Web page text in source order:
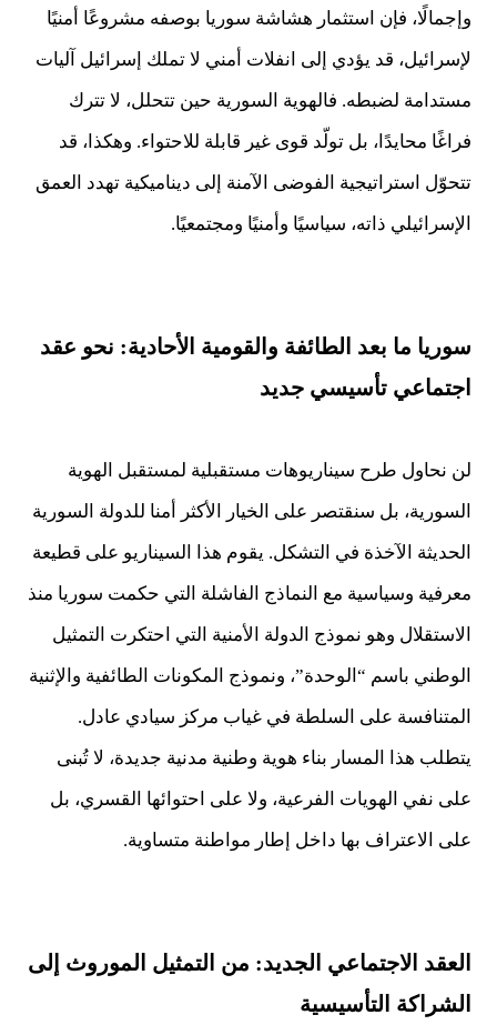
وإجمالًا، فإن استثمار هشاشة سوريا بوصفه مشروعًا أمنيًا
لإسرائيل، قد يؤدي إلى انفلات أمني لا تملك إسرائيل آليات
مستدامة لضبطه. فالهوية السورية حين تتحلل، لا تترك
فراغًا محايدًا، بل تولّد قوى غير قابلة للاحتواء. وهكذا، قد
تتحوّل استراتيجية الفوضى الآمنة إلى ديناميكية تهدد العمق
الإسرائيلي ذاته، سياسيًا وأمنيًا ومجتمعيًا.
سوريا ما بعد الطائفة والقومية الأحادية: نحو عقد
اجتماعي تأسيسي جديد
لن نحاول طرح سيناريوهات مستقبلية لمستقبل الهوية
السورية، بل سنقتصر على الخيار الأكثر أمنا للدولة السورية
الحديثة الآخذة في التشكل. يقوم هذا السيناريو على قطيعة
معرفية وسياسية مع النماذج الفاشلة التي حكمت سوريا منذ
الاستقلال وهو نموذج الدولة الأمنية التي احتكرت التمثيل
الوطني باسم “الوحدة”، ونموذج المكونات الطائفية والإثنية
المتنافسة على السلطة في غياب مركز سيادي عادل.
يتطلب هذا المسار بناء هوية وطنية مدنية جديدة، لا تُبنى
على نفي الهويات الفرعية، ولا على احتوائها القسري، بل
على الاعتراف بها داخل إطار مواطنة متساوية.
العقد الاجتماعي الجديد: من التمثيل الموروث إلى
الشراكة التأسيسية